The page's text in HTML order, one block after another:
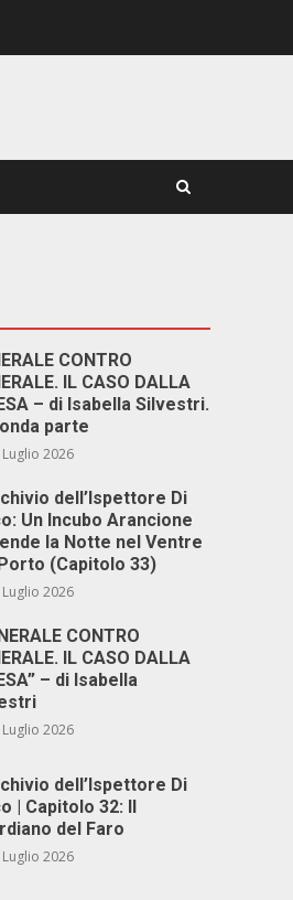
CONTRO
IL CASO DALLA
– di Isabella Silvestri.
parte
2026
dell’Ispettore Di
Un Incubo Arancione
la Notte nel Ventre
(Capitolo 33)
2026
CONTRO
IL CASO DALLA
– di Isabella
Luglio 2026
dell’Ispettore Di
| Capitolo 32: Il
del Faro
Luglio 2026